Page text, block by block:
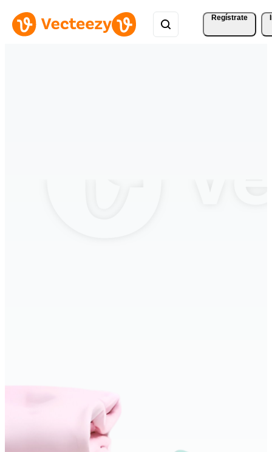
Regístrate